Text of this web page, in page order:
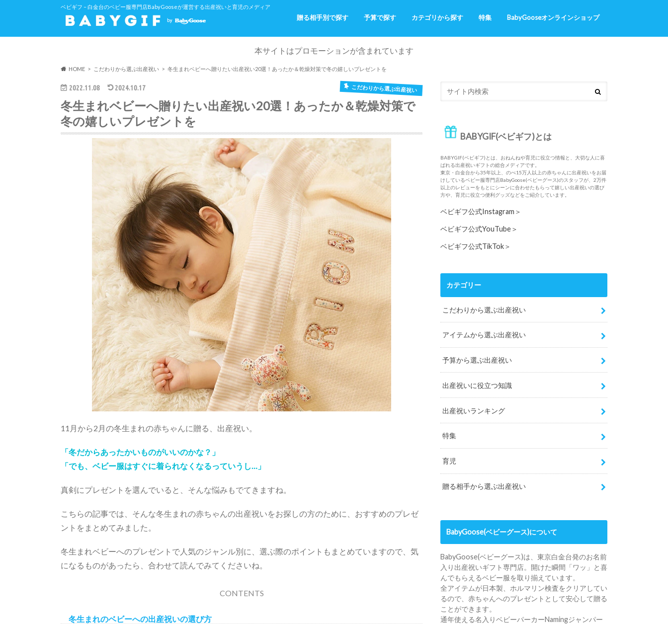
ベビギフ – 白金台のベビー服専門店BabyGooseが運営する出産祝いと育児のメディア
贈る相手別で探す 予算で探す カテゴリから探す 特集 BabyGooseオンラインショップ
本サイトはプロモーションが含まれています
HOME こだわりから選ぶ出産祝い 冬生まれベビーへ贈りたい出産祝い20選！あったか＆乾燥対策で冬の嬉しいプレゼントを
2022.11.08 2024.10.17 こだわりから選ぶ出産祝い
冬生まれベビーへ贈りたい出産祝い20選！あったか＆乾燥対策で
冬の嬉しいプレゼントを
11月から2月の冬生まれの赤ちゃんに贈る、出産祝い。
「冬だからあったかいものがいいのかな？」
「でも、ベビー服はすぐに着られなくなるっていうし…」
真剣にプレゼントを選んでいると、そんな悩みもでてきますね。
こちらの記事では、そんな冬生まれの赤ちゃんの出産祝いをお探しの方のために、おすすめのプレゼ
ントをまとめてみました。
冬生まれベビーへのプレゼントで人気のジャンル別に、選ぶ際のポイントもまとめていますので、気
になるものがあったら、合わせて読んでみてくださいね。
CONTENTS
冬生まれのベビーへの出産祝いの選び方
BABYGIF(ベビギフ)とは
BABYGIF(ベビギフ)とは、おねんねや育児に役立つ情報と、大切な人に喜
ばれる出産祝いギフトの総合メディアです。
東京・白金台から35年以上、のべ15万人以上の赤ちゃんに出産祝いをお届
けしているベビー服専門店BabyGoose(ベビーグース)のスタッフが、2万件
以上のレビューをもとにシーンに合わせたもらって嬉しい出産祝いの選び
方や、育児に役立つ便利グッズなどをご紹介しています。
ベビギフ公式Instagram＞
ベビギフ公式YouTube＞
ベビギフ公式TikTok＞
カテゴリー
こだわりから選ぶ出産祝い
アイテムから選ぶ出産祝い
予算から選ぶ出産祝い
出産祝いに役立つ知識
出産祝いランキング
特集
育児
贈る相手から選ぶ出産祝い
BabyGoose(ベビーグース)について
BabyGoose(ベビーグース)は、東京白金台発のお名前
入り出産祝いギフト専門店。開けた瞬間「ワッ」と喜
んでもらえるベビー服を取り揃えています。
全アイテムが日本製、ホルマリン検査をクリアしてい
るので、赤ちゃんへのプレゼントとして安心して贈る
ことができます。
通年使える名入りベビーパーカーNamingジャンパー